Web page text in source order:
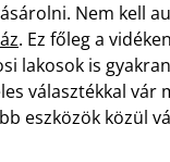
Nem kell
. Ez főleg a
lakosok is
választékkal
eszközök közül